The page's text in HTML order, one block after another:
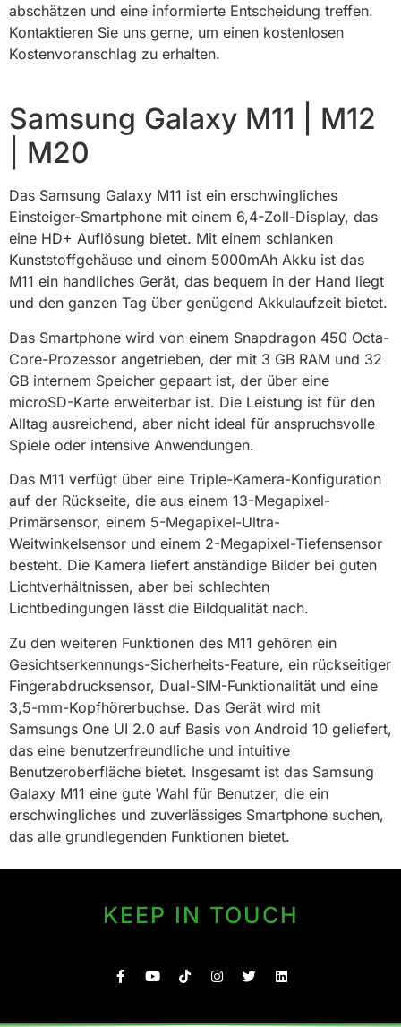
abschätzen und eine informierte Entscheidung treffen.
Kontaktieren Sie uns gerne, um einen kostenlosen
Kostenvoranschlag zu erhalten.
Samsung Galaxy M11 | M12
| M20
Das Samsung Galaxy M11 ist ein erschwingliches
Einsteiger-Smartphone mit einem 6,4-Zoll-Display, das
eine HD+ Auflösung bietet. Mit einem schlanken
Kunststoffgehäuse und einem 5000mAh Akku ist das
M11 ein handliches Gerät, das bequem in der Hand liegt
und den ganzen Tag über genügend Akkulaufzeit bietet.
Das Smartphone wird von einem Snapdragon 450 Octa-
Core-Prozessor angetrieben, der mit 3 GB RAM und 32
GB internem Speicher gepaart ist, der über eine
microSD-Karte erweiterbar ist. Die Leistung ist für den
Alltag ausreichend, aber nicht ideal für anspruchsvolle
Spiele oder intensive Anwendungen.
Das M11 verfügt über eine Triple-Kamera-Konfiguration
auf der Rückseite, die aus einem 13-Megapixel-
Primärsensor, einem 5-Megapixel-Ultra-
Weitwinkelsensor und einem 2-Megapixel-Tiefensensor
besteht. Die Kamera liefert anständige Bilder bei guten
Lichtverhältnissen, aber bei schlechten
Lichtbedingungen lässt die Bildqualität nach.
Zu den weiteren Funktionen des M11 gehören ein
Gesichtserkennungs-Sicherheits-Feature, ein rückseitiger
Fingerabdrucksensor, Dual-SIM-Funktionalität und eine
3,5-mm-Kopfhörerbuchse. Das Gerät wird mit
Samsungs One UI 2.0 auf Basis von Android 10 geliefert,
das eine benutzerfreundliche und intuitive
Benutzeroberfläche bietet. Insgesamt ist das Samsung
Galaxy M11 eine gute Wahl für Benutzer, die ein
erschwingliches und zuverlässiges Smartphone suchen,
das alle grundlegenden Funktionen bietet.
KEEP IN TOUCH